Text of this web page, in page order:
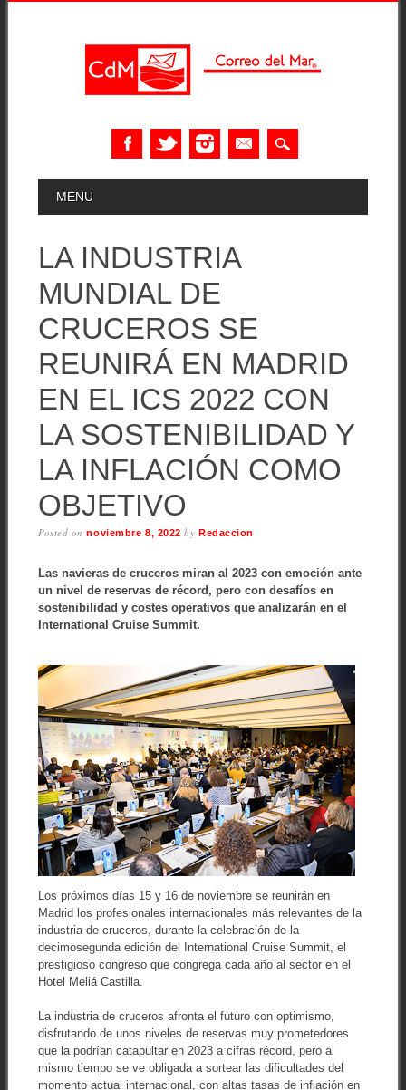
MAIN MENU
MENU
LA INDUSTRIA
MUNDIAL DE
CRUCEROS SE
REUNIRÁ EN MADRID
EN EL ICS 2022 CON
LA SOSTENIBILIDAD Y
LA INFLACIÓN COMO
OBJETIVO
Posted onnoviembre 8, 2022 byRedaccion
Las navieras de cruceros miran al 2023 con emoción ante
un nivel de reservas de récord, pero con desafíos en
sostenibilidad y costes operativos que analizarán en el
International Cruise Summit.
Los próximos días 15 y 16 de noviembre se reunirán en
Madrid los profesionales internacionales más relevantes de la
industria de cruceros, durante la celebración de la
decimosegunda edición del International Cruise Summit, el
prestigioso congreso que congrega cada año al sector en el
Hotel Meliá Castilla.
La industria de cruceros afronta el futuro con optimismo,
disfrutando de unos niveles de reservas muy prometedores
que la podrían catapultar en 2023 a cifras récord, pero al
mismo tiempo se ve obligada a sortear las dificultades del
momento actual internacional, con altas tasas de inflación en